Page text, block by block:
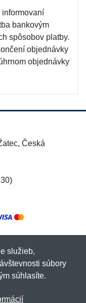
informovaní
bankovým
spôsobov platby.
objednávky
objednávky
Česká
Netnakup.sk
služieb,
súbory
súhlasíte.